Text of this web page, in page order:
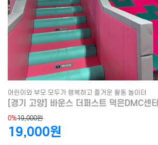
어린이와 부모 모두가 행복하고 즐거운 활동 놀이터
[경기 고양] 바운스 더퍼스트 덕은DMC센터
0%19,000원
19,000원